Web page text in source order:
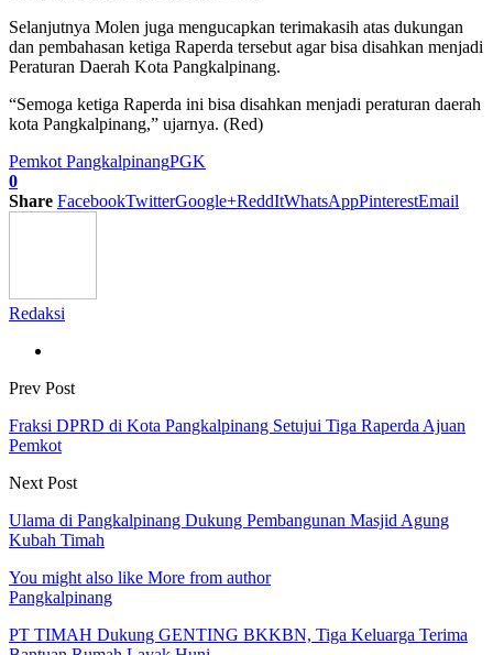
Selanjutnya Molen juga mengucapkan terimakasih atas dukungan
dan pembahasan ketiga Raperda tersebut agar bisa disahkan menjadi
Peraturan Daerah Kota Pangkalpinang.
“Semoga ketiga Raperda ini bisa disahkan menjadi peraturan daerah
kota Pangkalpinang,” ujarnya. (Red)
Pemkot PangkalpinangPGK
0
Share FacebookTwitterGoogle+ReddItWhatsAppPinterestEmail
Redaksi
Prev Post
Fraksi DPRD di Kota Pangkalpinang Setujui Tiga Raperda Ajuan
Pemkot
Next Post
Ulama di Pangkalpinang Dukung Pembangunan Masjid Agung
Kubah Timah
You might also like More from author
Pangkalpinang
PT TIMAH Dukung GENTING BKKBN, Tiga Keluarga Terima